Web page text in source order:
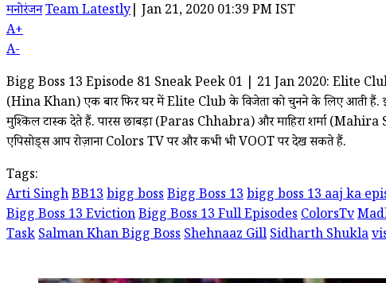
मनोरंजनTeam Latestly Jan 21, 2020 01:39 PM IST
A+
A-
Bigg Boss 13 Episode 81 Sneak Peek 01 | 21 Jan 2020: Elite Club
(Hina Khan) एक बार फिर घर में Elite Club के विजेता को चुनने के लिए आती हैं. इस
मुश्किल टास्क देते हैं. पारस छाबड़ा (Paras Chhabra) और माहिरा शर्मा (Mahira
एपिसोड्स आप रोज़ाना Colors TV पर और कभी भी VOOT पर देख सकते हैं.
Tags:
Arti SinghBB13bigg bossBigg Boss 13bigg boss 13 aaj ka
Bigg Boss 13 EvictionBigg Boss 13 Full EpisodesColorsTv
TaskSalman Khan Bigg BossShehnaaz GillSidharth Shukla